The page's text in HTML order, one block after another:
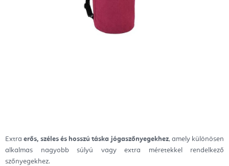
Extraerős, széles és hosszú táska jógaszőnyegekhez, amely különösen
alkalmas nagyobb súlyú vagy extra méretekkel rendelkező
szőnyegekhez.